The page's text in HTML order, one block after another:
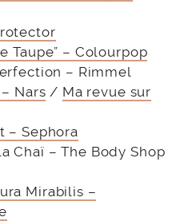
Taupe” – Colourpop
– Rimmel
Nars / Ma revue sur
– Sephora
Chaï – The Body Shop
Mirabilis –